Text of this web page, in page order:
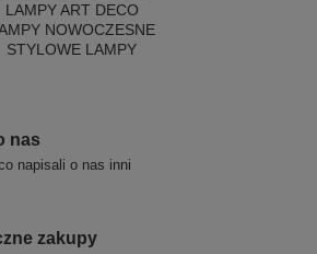
LAMPY ART DECO
NOWOCZESNE
STYLOWE LAMPY
nas
napisali o nas inni
zakupy